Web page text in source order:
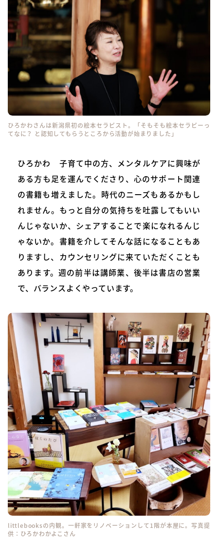
ひろかわさんは新潟県初の絵本セラピスト。「そもそも絵本セラピーっ
てなに？ と認知してもらうところから活動が始まりました」
ひろかわ 子育て中の方、メンタルケアに興味が
ある方も足を運んでくださり、心のサポート関連
の書籍も増えました。時代のニーズもあるかもし
れません。もっと自分の気持ちを吐露してもいい
んじゃないか、シェアすることで楽になれるんじ
ゃないか。書籍を介してそんな話になることもあ
りますし、カウンセリングに来ていただくことも
あります。週の前半は講師業、後半は書店の営業
で、バランスよくやっています。
littlebooksの内観。一軒家をリノベーションして1階が本屋に。写真提
供：ひろかわかよこさん